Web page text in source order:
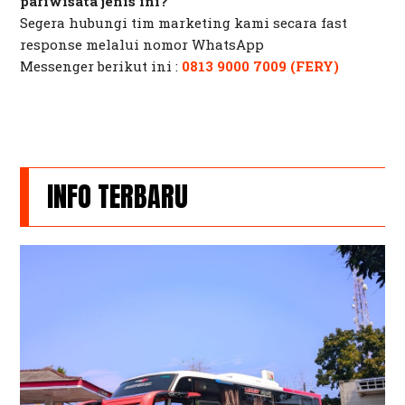
Segera hubungi tim marketing kami secara fast
response melalui nomorWhatsApp
Messengerberikut ini : 0813 9000 7009 (FERY)
INFO TERBARU